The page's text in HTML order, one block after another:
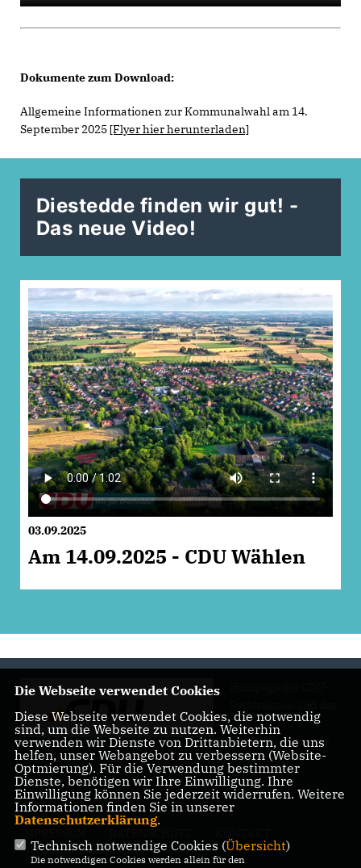
Dokumente zum Download:
Allgemeine Informationen zur Kommunalwahl am 14.
September 2025[Flyer hier herunterladen]
Diestedde finden wir gut! -
Das neue Video!
03.09.2025
Am 14.09.2025 - CDU Wählen
CDU-
Gemeindeverbands
Wadersloh
MITGLIEDERBEREICH
Die Webseite verwendet Cookies
Diese Webseite verwendet Cookies, die notwendig
sind, um die Webseite zu nutzen. Weiterhin
verwenden wir Dienste von Drittanbietern, die uns
helfen, unser Webangebot zu verbessern (Website-
Optmierung). Für die Verwendung bestimmter
Dienste, benötigen wir Ihre Einwilligung. Ihre
Einwilligung können Sie jederzeit widerrufen. Weitere
Informationen finden Sie in unserer
Datenschutzerklärung.
Technisch notwendige Cookies (Übersicht)
Die notwendigen Cookies werden allein für den